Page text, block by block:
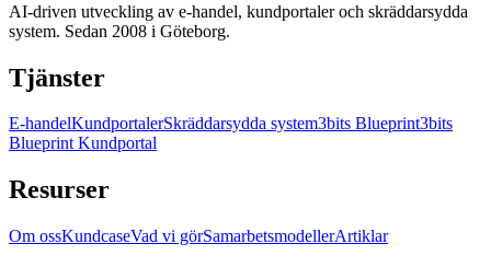
AI-driven utveckling av e-handel, kundportaler och skräddarsydda
system. Sedan 2008 i Göteborg.
Tjänster
E-handelKundportalerSkräddarsydda system3bits Blueprint3bits
Blueprint Kundportal
Resurser
Om ossKundcaseVad vi görSamarbetsmodellerArtiklar